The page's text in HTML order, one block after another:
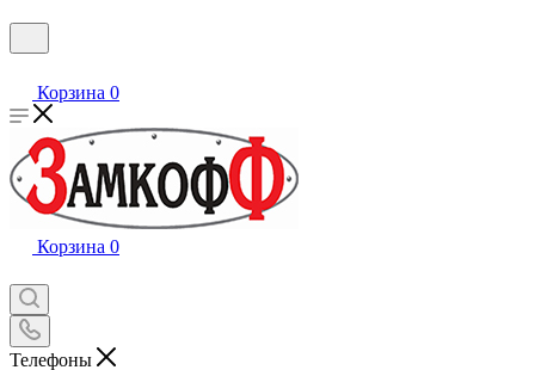
Корзина 0
Корзина 0
Телефоны